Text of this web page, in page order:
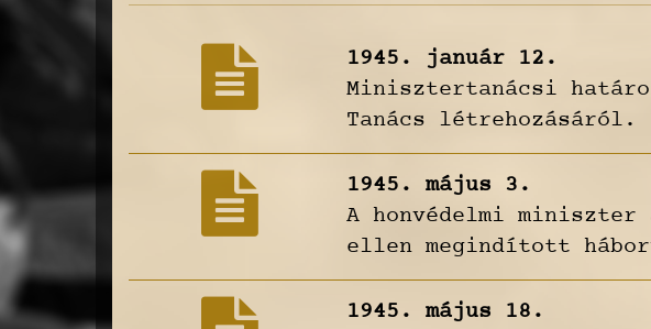
1945. január 12.
Minisztertanácsi
Tanács létrehozásáról.
1945. május 3.
A honvédelmi
ellen megindított
1945. május 18.